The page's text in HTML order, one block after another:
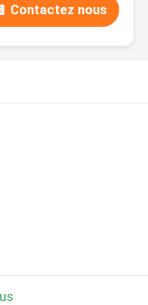
Contactez nous